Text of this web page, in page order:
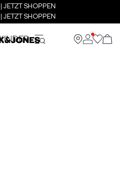
JETZT SHOPPEN
JETZT SHOPPEN